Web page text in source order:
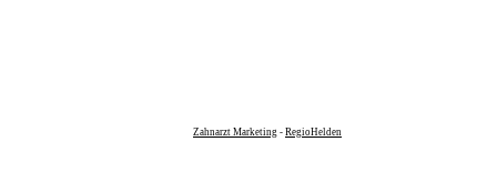
Zahnarzt Marketing - RegioHelden